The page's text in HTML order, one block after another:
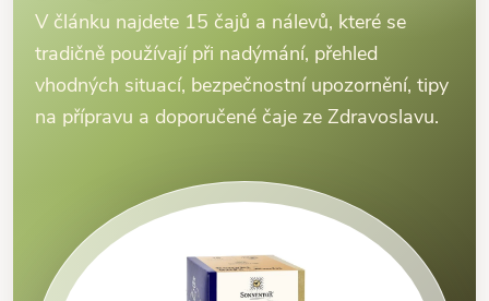
V článku najdete 15 čajů a nálevů, které se
tradičně používají při nadýmání, přehled
vhodných situací, bezpečnostní upozornění, tipy
na přípravu a doporučené čaje ze Zdravoslavu.